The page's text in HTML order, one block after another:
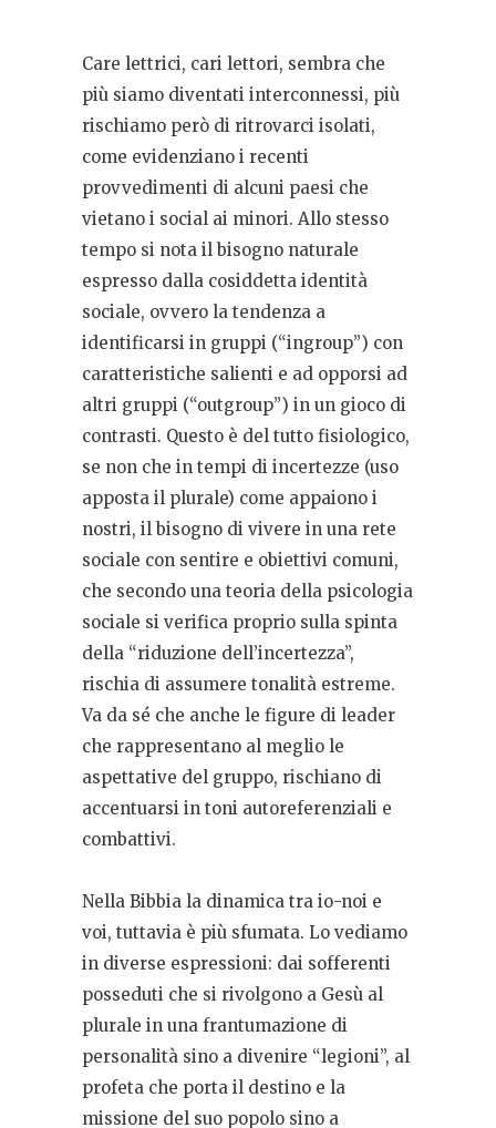
Care lettrici, cari lettori, sembra che
più siamo diventati interconnessi, più
rischiamo però di ritrovarci isolati,
come evidenziano i recenti
provvedimenti di alcuni paesi che
vietano i social ai minori. Allo stesso
tempo si nota il bisogno naturale
espresso dalla cosiddetta identità
sociale, ovvero la tendenza a
identificarsi in gruppi (“ingroup”) con
caratteristiche salienti e ad opporsi ad
altri gruppi (“outgroup”) in un gioco di
contrasti. Questo è del tutto fisiologico,
se non che in tempi di incertezze (uso
apposta il plurale) come appaiono i
nostri, il bisogno di vivere in una rete
sociale con sentire e obiettivi comuni,
che secondo una teoria della psicologia
sociale si verifica proprio sulla spinta
della “riduzione dell’incertezza”,
rischia di assumere tonalità estreme.
Va da sé che anche le figure di leader
che rappresentano al meglio le
aspettative del gruppo, rischiano di
accentuarsi in toni autoreferenziali e
combattivi.
Nella Bibbia la dinamica tra io-noi e
voi, tuttavia è più sfumata. Lo vediamo
in diverse espressioni: dai sofferenti
posseduti che si rivolgono a Gesù al
plurale in una frantumazione di
personalità sino a divenire “legioni”, al
profeta che porta il destino e la
missione del suo popolo sino a